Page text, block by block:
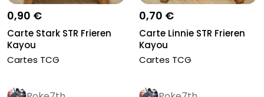
0,90 €
Carte Stark STR Frieren
Kayou
Cartes TCG
0,70 €
Carte Linnie STR Frieren
Kayou
Cartes TCG